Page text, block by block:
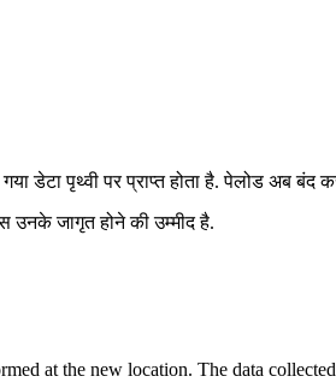
डेटा पृथ्वी पर प्राप्त होता है. पेलोड अब बंद
उनके जागृत होने की उम्मीद है.
at the new location. The data